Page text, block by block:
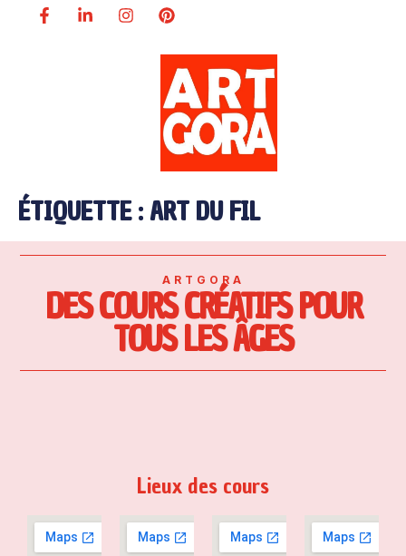
ÉTIQUETTE :ART DU FIL
ARTGORA
DES COURS CRÉATIFS POUR
TOUS LES ÂGES
Lieux des cours